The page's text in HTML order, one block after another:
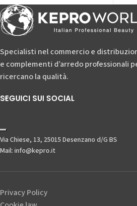
Specialisti nel commercio e
e complementi d’arredo professionali
ricercano la qualità.
SEGUICI SUI SOCIAL
Via Chiese, 13, 25015 Desenzano d/G BS
Mail: info@kepro.it
Privacy Policy